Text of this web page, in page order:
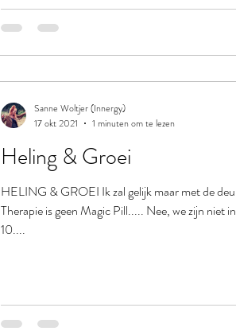
Heling & Groei
HELING & GROEI Ik zal gelijk maar met de
Therapie is geen Magic Pill..... Nee, we zijn niet
10....
Sanne Woltjer (Innergy)
17 okt 2021
1 minuten om te lezen